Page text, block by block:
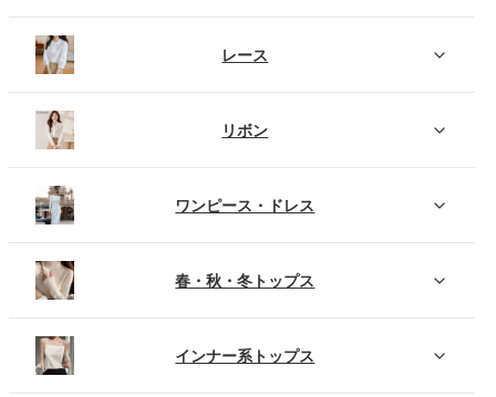
レース
リボン
ワンピース・ドレス
春・秋・冬トップス
インナー系トップス